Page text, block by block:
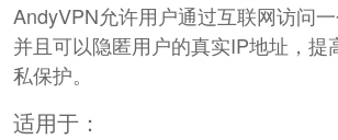
AndyVPN允许用户通过互联网访问一
并且可以隐匿用户的真实IP地址，提
私保护。
适用于：